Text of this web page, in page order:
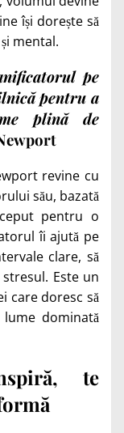
își dorește să
mental.
pe
pentru a
plină de
revine cu
său, bazată
pentru o
îi ajută pe
clare, să
Este un
care doresc să
lume dominată
te